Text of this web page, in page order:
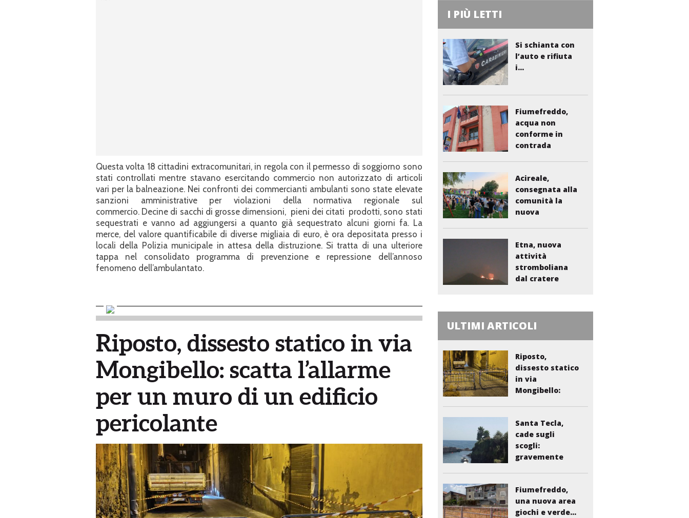
Questa volta 18 cittadini extracomunitari, in regola con il permesso di soggiorno sono
stati controllati mentre stavano esercitando commercio non autorizzato di articoli
vari per la balneazione. Nei confronti dei commercianti ambulanti sono state elevate
sanzioni amministrative per violazioni della normativa regionale sul
commercio. Decine di sacchi di grosse dimensioni, pieni dei citati prodotti, sono stati
sequestrati e vanno ad aggiungersi a quanto già sequestrato alcuni giorni fa. La
merce, del valore quantificabile di diverse migliaia di euro, è ora depositata presso i
locali della Polizia municipale in attesa della distruzione. Si tratta di una ulteriore
tappa nel consolidato programma di prevenzione e repressione dell’annoso
fenomeno dell’ambulantato.
Riposto, dissesto statico in via
Mongibello: scatta l’allarme
per un muro di un edificio
pericolante
I PIÙ LETTI
Si schianta con
l’auto e rifiuta
i...
Fiumefreddo,
acqua non
conforme in
contrada
Acireale,
consegnata alla
comunità la
nuova
Etna, nuova
attività
stromboliana
dal cratere
ULTIMI ARTICOLI
Riposto,
dissesto statico
in via
Mongibello:
Santa Tecla,
cade sugli
scogli:
gravemente
Fiumefreddo,
una nuova area
giochi e verde...